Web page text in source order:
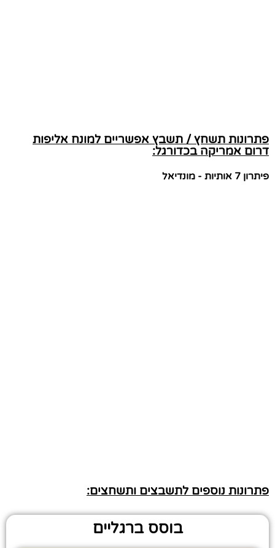
פתרונות תשחץ / תשבץ אפשריים למונח אליפות
דרום אמריקה בכדורגל:
פיתרון 7 אותיות - מונדיאל
פתרונות נוספים לתשבצים ותשחצים:
בוסס ברגליים